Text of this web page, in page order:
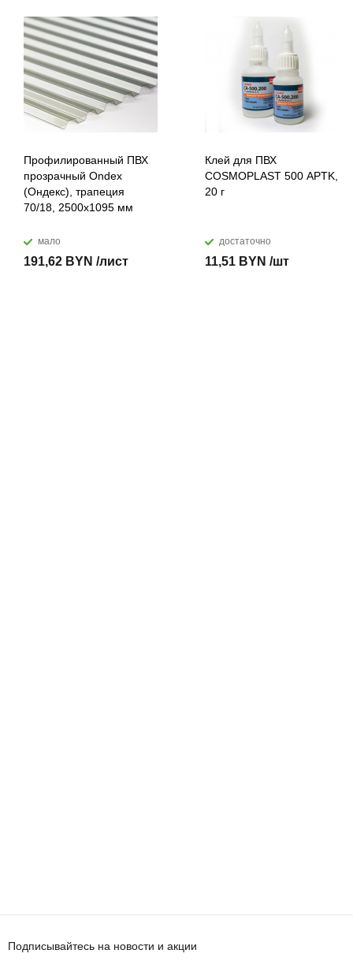
Профилированный ПВХ
прозрачный Ondex
(Ондекс), трапеция
70/18, 2500х1095 мм
мало
191,62 BYN /лист
Клей для ПВХ
COSMOPLAST 500 APTK,
20 г
достаточно
11,51 BYN /шт
Подписывайтесь на новости и акции